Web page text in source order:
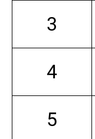
3
4
5